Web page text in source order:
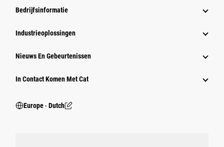
Bedrijfsinformatie
Industrieoplossingen
Nieuws En Gebeurtenissen
In Contact Komen Met Cat
Europe ‧ Dutch